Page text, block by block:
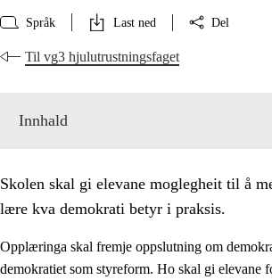
Språk Last ned Del
Til vg3 hjulutrustningsfaget
Innhald
Skolen skal gi elevane moglegheit til å
lære kva demokrati betyr i praksis.
Opplæringa skal fremje oppslutning om
demokratiet som styreform. Ho skal gi elevane